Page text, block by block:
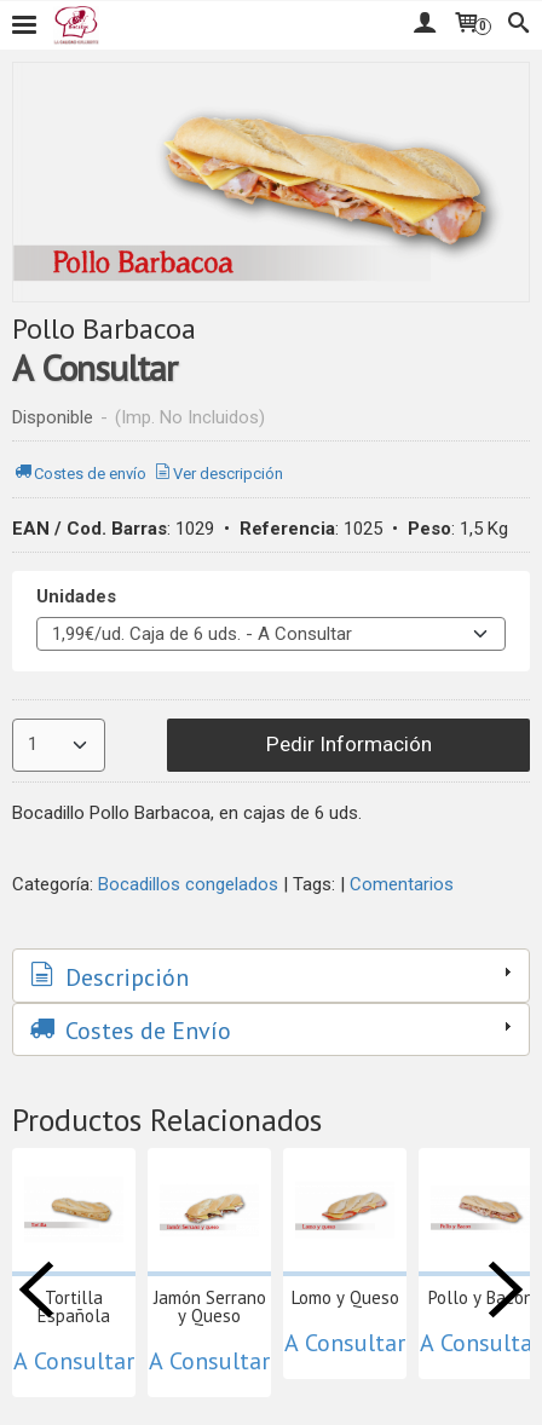
0
Pollo Barbacoa
A Consultar
Disponible - (Imp. No Incluidos)
Costes de envío Ver descripción
EAN / Cod. Barras: 1029 • Referencia: 1025 • Peso: 1,5 Kg
Unidades
Pedir Información
Bocadillo Pollo Barbacoa, en cajas de 6 uds.
Categoría: Bocadillos congelados | Tags: | Comentarios
Descripción
Costes de Envío
Productos Relacionados
Tortilla
Española
A Consultar
Jamón Serrano
y Queso
A Consultar
Lomo y Queso
A Consultar
Pollo y Bacon
A Consultar